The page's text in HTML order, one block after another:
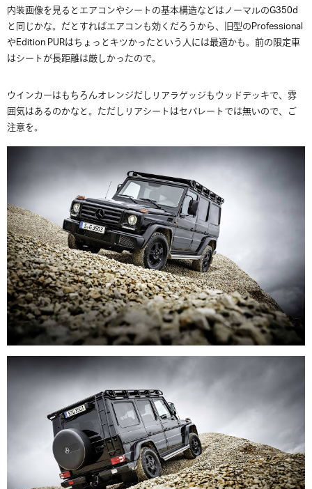
内装画像を見るとエアコンやシートの基本構造などはノーマルのG350d
と同じかな。だとすればエアコンも効くだろうから、旧型のProfessional
やEdition PURはちょっとキツかったという人には最適かも。前の限定車
はシートが長距離は厳しかったので。
ウインカーはもちろんオレンジだしリアラゲッジもウッドデッキで、雰
囲気はあるのかなと。ただしリアシートはセパレートでは無いので、ご
注意を。